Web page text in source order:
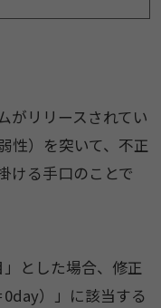
がリリースされてい
性）を突いて、不正
ける手口のことで
とした場合、修正
）」に該当する